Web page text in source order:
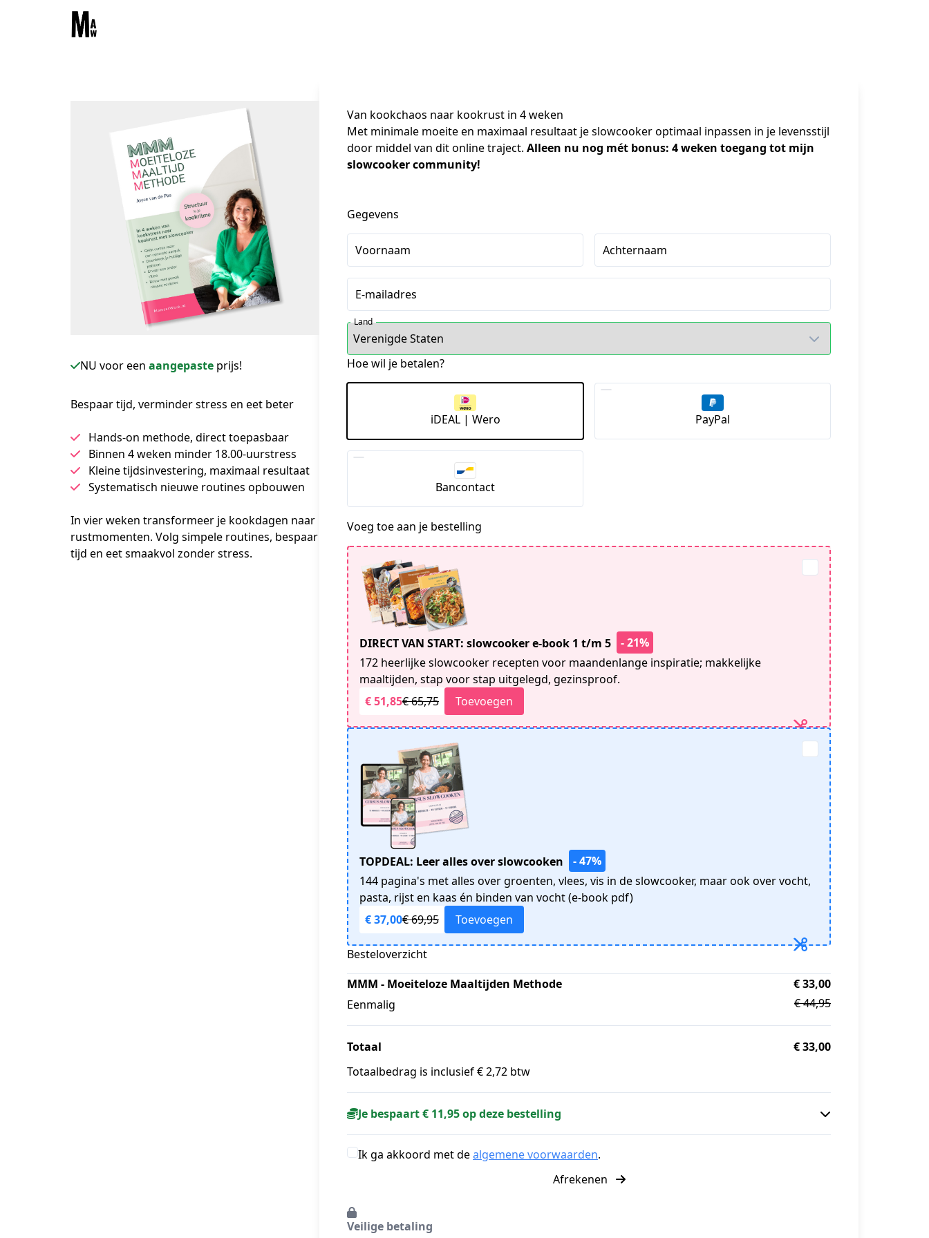
NU voor een aangepaste prijs!
Bespaar tijd, verminder stress en eet beter
Hands-on methode, direct toepasbaar
Binnen 4 weken minder 18.00-uurstress
Kleine tijdsinvestering, maximaal resultaat
Systematisch nieuwe routines opbouwen
In vier weken transformeer je kookdagen naar
rustmomenten. Volg simpele routines, bespaar
tijd en eet smaakvol zonder stress.
Van kookchaos naar kookrust in 4 weken
Met minimale moeite en maximaal resultaat je slowcooker optimaal inpassen in je levensstijl
door middel van dit online traject. Alleen nu nog mét bonus: 4 weken toegang tot mijn
slowcooker community!
Gegevens
Voornaam Achternaam
E-mailadres
Land
Hoe wil je betalen?
iDEAL | Wero PayPal
Bancontact
Voeg toe aan je bestelling
DIRECT VAN START: slowcooker e-book 1 t/m 5
- 21%
172 heerlijke slowcooker recepten voor maandenlange inspiratie; makkelijke
maaltijden, stap voor stap uitgelegd, gezinsproof.
€ 51,85€ 65,75 Toevoegen
TOPDEAL: Leer alles over slowcooken
- 47%
144 pagina's met alles over groenten, vlees, vis in de slowcooker, maar ook over vocht,
pasta, rijst en kaas én binden van vocht (e-book pdf)
€ 37,00€ 69,95 Toevoegen
Besteloverzicht
MMM - Moeiteloze Maaltijden Methode
Eenmalig
€ 33,00
€ 44,95
Totaal
€ 33,00
Totaalbedrag is inclusief € 2,72 btw
Je bespaart € 11,95 op deze bestelling
Ik ga akkoord met dealgemene voorwaarden.
Afrekenen
Veilige betaling